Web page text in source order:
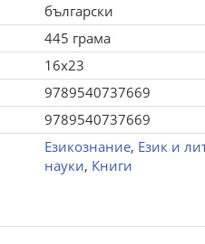
български
445 грама
16x23
9789540737669
9789540737669
Езикознание, Език и
науки, Книги